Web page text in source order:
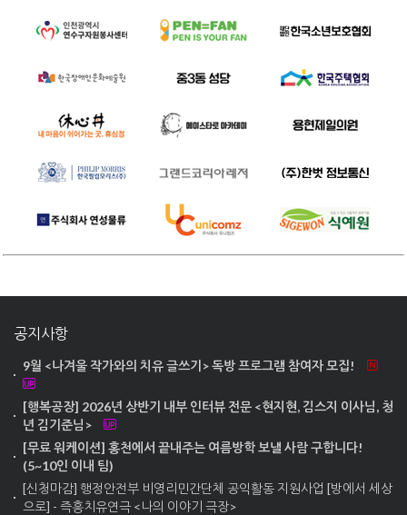
공지사항
9월 <나겨울 작가와의 치유 글쓰기> 독방 프로그램 참여자 모집!
[행복공장] 2026년 상반기 내부 인터뷰 전문 <현지현, 김스지 이사님, 청
년 김기준님>
[무료 워케이션] 홍천에서 끝내주는 여름방학 보낼 사람 구합니다!
(5~10인 이내 팀)
[신청마감] 행정안전부 비영리민간단체 공익활동 지원사업 [방에서 세상
으로] - 즉흥치유연극 <나의 이야기 극장>